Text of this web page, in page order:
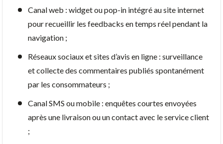
Canal web : widget ou pop-in intégré au site internet
pour recueillir les feedbacks en temps réel pendant la
navigation ;
Réseaux sociaux et sites d’avis en ligne : surveillance
et collecte des commentaires publiés spontanément
par les consommateurs ;
Canal SMS ou mobile : enquêtes courtes envoyées
après une livraison ou un contact avec le service client
;